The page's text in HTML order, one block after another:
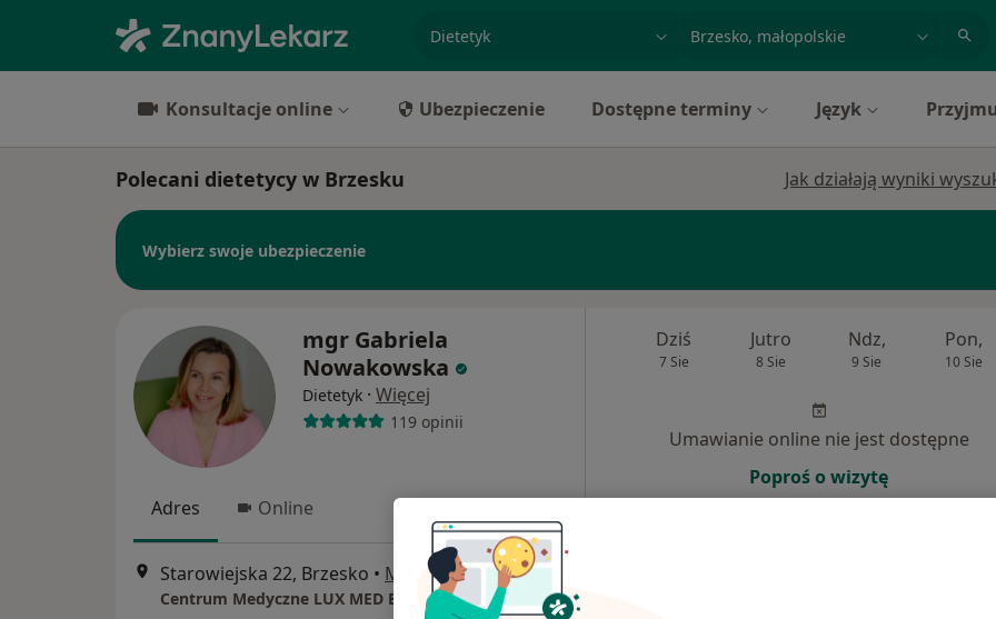
Konsultacje online Ubezpieczenie Dostępne terminy Język
Polecani dietetycy w Brzesku Jak działają wyniki
Wybierz swoje ubezpieczenie
mgr Gabriela
Nowakowska
Dietetyk · Więcej
119 opinii
Adres Online
Starowiejska 22, Brzesko • Mapa
Centrum Medyczne LUX MED Brzesko - Starowiejska 22
Dziś
7 Sie
Jutro
8 Sie
Ndz,
9 Sie
Pon,
10 Sie
Umawianie online nie jest dostępne
Poproś o wizytę